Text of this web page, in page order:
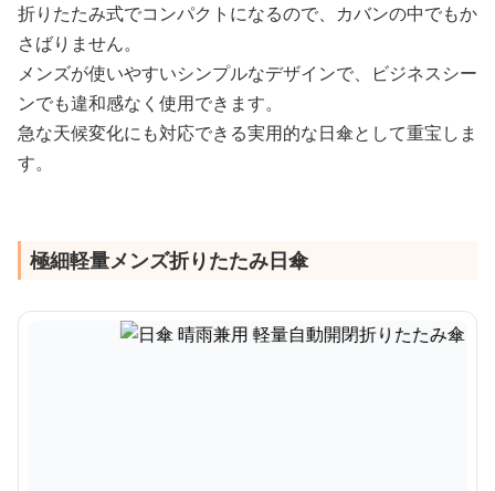
折りたたみ式でコンパクトになるので、カバンの中でもか
さばりません。
メンズが使いやすいシンプルなデザインで、ビジネスシー
ンでも違和感なく使用できます。
急な天候変化にも対応できる実用的な日傘として重宝しま
す。
極細軽量メンズ折りたたみ日傘